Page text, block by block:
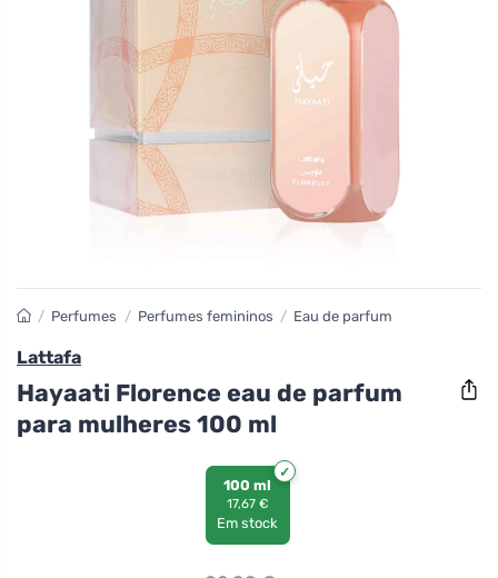
/ Perfumes / Perfumes femininos / Eau de parfum
Lattafa
Hayaati Florence eau de parfum
para mulheres 100 ml
100 ml
17,67 €
Em stock